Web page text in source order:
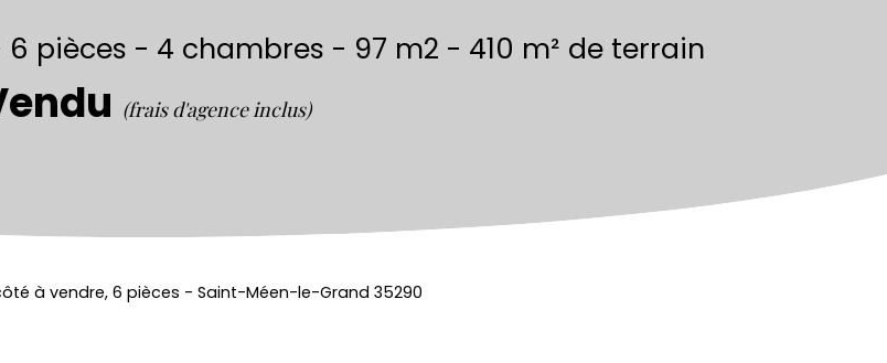
6 pièces - 4 chambres - 97 m2 - 410 m² de terrain
(frais d'agence inclus)
à vendre, 6 pièces - Saint-Méen-le-Grand 35290